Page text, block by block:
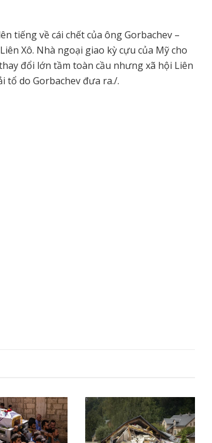
tiếng về cái chết của ông Gorbachev –
Xô. Nhà ngoại giao kỳ cựu của Mỹ cho
đổi lớn tầm toàn cầu nhưng xã hội Liên
tổ do Gorbachev đưa ra./.